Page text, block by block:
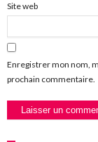
Site web
Enregistrer mon nom,
prochain commentaire.